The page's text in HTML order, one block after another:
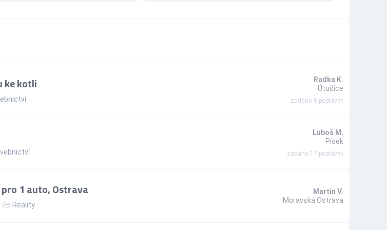
ke kotli
Radka K.
Útušice
zadáno 8 poptávek
Luboš M.
Písek
zadáno 17 poptávek
1 auto, Ostrava
Reality
Martin V.
Moravská Ostrava